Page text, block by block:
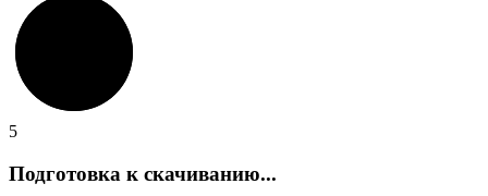
5
Подготовка к скачиванию...